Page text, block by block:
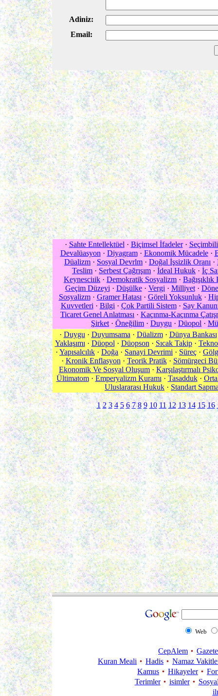
Adiniz:
Email:
· Sahte Entellektüel · Biçimsel İfadeler·
Devalüasyon · Diyagram· Ekonomik Mücadele·
Düalizm · Sosyal Devrlm · Doğal İşsizlik Oranı ·
Teslim · Serbest Çağrışım · İdeal Hukuk · İç
Keynesciıik · Demokratik Sosyalizm · Bağışıklık
Geçim Düzeyi · Düşülke· Vergi · Milliyet·
Sosyalizm· Gramer Hatası · Göreli Yoksunluk·
Kuvvetleri · Bilgi · Çok Partili Sistem· Say
Ticaret Genel Anlatması · Kaçınma-Kaçınma
Şirket · Öneğilim · Duygu · Düopol ·
· Duygu · Duyumsama · Düalizm· Dünya Bankası
Yaklaşımı · Düopol · Düopson · Sıcak Takip·
· Yapısalcılık · Doğa · Sanayi Devrimi · Süreç ·
· Kronik Enflasyon · Teorik Pratik· Sömürgeci
Ekonomik Ve Sosyal Oluşum · Karşılaştırmalı
Ültimatom· Emperyalizm Kuramı · Tasadduk·
Uluslararası Hukuk · Standart
1 2 3 4 5 6 7 8 9 10 11 12 13 14 15 16
Web
CepAlem
Kuran Meali
Hadis
Namaz
Kamus
Hikayeler
Terimler
isimler